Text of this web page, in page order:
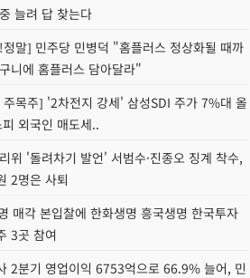
늘려 답 찾는다
말] 민주당 민병덕 "홈플러스 정상화될 때까
니에 홈플러스 담아달라"
주목주] '2차전지 강세' 삼성SDI 주가 7%대 올
외국인 매도세..
위 '돌려차기 발언' 서범수·진종오 징계 착수,
2명은 사퇴
매각 본입찰에 한화생명 흥국생명 한국투자
3곳 참여
2분기 영업이익 6753억으로 66.9% 늘어, 민